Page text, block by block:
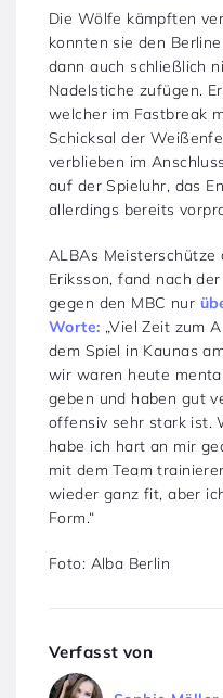
Die Wölfe kämpften
konnten sie den
dann auch schließlich
Nadelstiche zufügen.
welcher im Fastbreak
Schicksal der
verblieben im
auf der Spieluhr, das
allerdings bereits
ALBAs Meisterschütze
Eriksson, fand nach
gegen den MBC nur
Worte: „Viel Zeit zum
dem Spiel in Kaunas
wir waren heute
geben und haben gut
offensiv sehr stark ist.
habe ich hart an mir
mit dem Team
wieder ganz fit, aber
Form.“
Foto: Alba Berlin
Verfasst von